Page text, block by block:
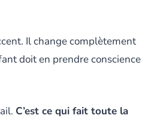
Il change complètement
doit en prendre conscience
C’est ce qui fait toute la